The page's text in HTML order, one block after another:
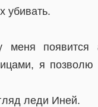
убивать.
появится
я позволю
леди Иней.